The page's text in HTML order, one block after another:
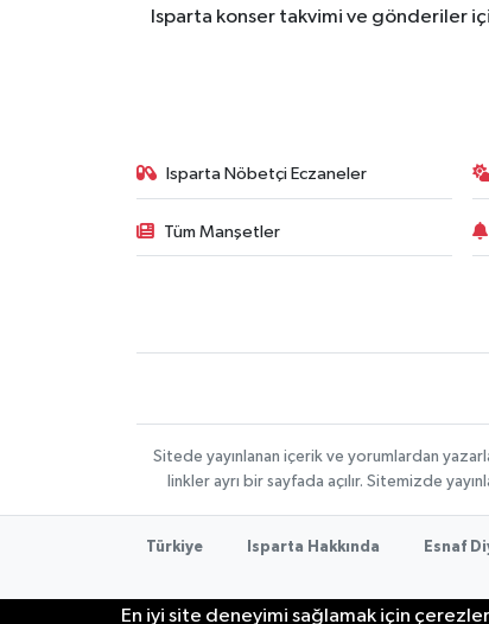
Isparta konser takvimi ve gönderiler
Isparta Nöbetçi Eczaneler
Tüm Manşetler
Sitede yayınlanan içerik ve yorumlardan
linkler ayrı bir sayfada açılır. Sitemizde
Türkiye Isparta Hakkında Esnaf
En iyi site deneyimi sağlamak için